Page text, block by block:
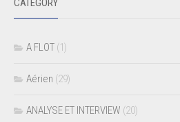
CATEGORY
A FLOT (1)
Aérien (29)
ANALYSE ET INTERVIEW (20)